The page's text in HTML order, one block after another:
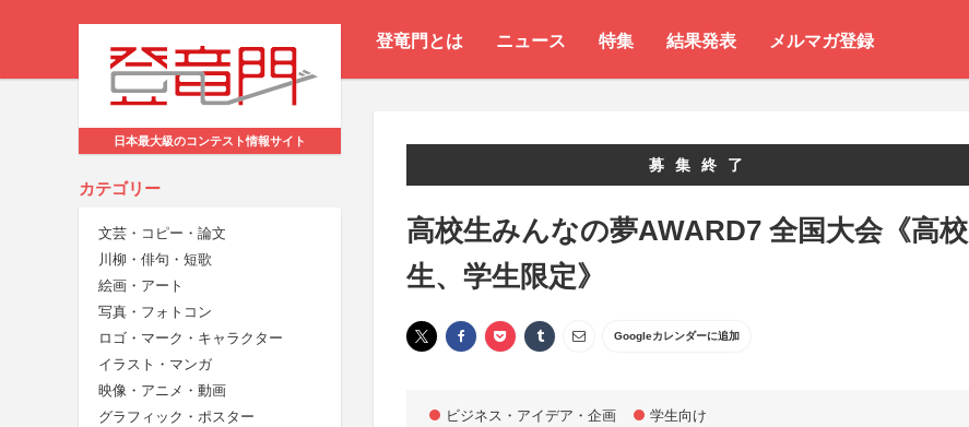
登竜門とは ニュース 特集 結果発表 メルマガ登録
日本最大級のコンテスト情報サイト
カテゴリー
文芸・コピー・論文
川柳・俳句・短歌
絵画・アート
写真・フォトコン
ロゴ・マーク・キャラクター
イラスト・マンガ
映像・アニメ・動画
グラフィック・ポスター
募集終了
高校生みんなの夢AWARD7 全国大会《高校
生、学生限定》
Googleカレンダーに追加
ビジネス・アイデア・企画 学生向け